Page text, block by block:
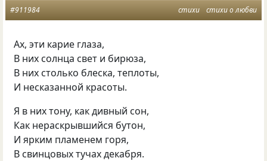
стихи стихи о любви
#911984
Ах, эти карие глаза,
В них солнца свет и бирюза,
В них столько блеска, теплоты,
И несказанной красоты.
Я в них тону, как дивный сон,
Как нераскрывшийся бутон,
И ярким пламенем горя,
В свинцовых тучах декабря.